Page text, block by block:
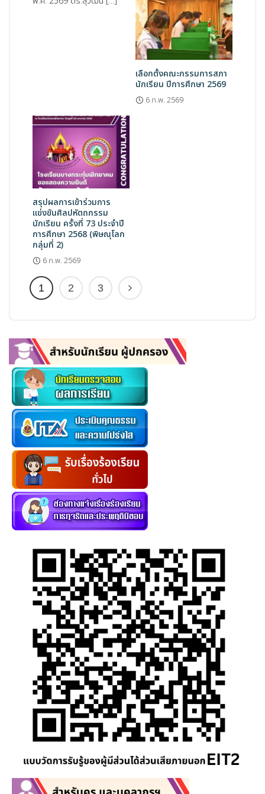
เลือกตั้งคณะกรรมการสภา
นักเรียน ปีการศึกษา 2569
6 ก.พ. 2569
สรุปผลการเข้าร่วมการ
แข่งขันศิลปหัตถกรรม
นักเรียน ครั้งที่ 73 ประจำปี
การศึกษา 2568 (พิษณุโลก
กลุ่มที่ 2)
6 ก.พ. 2569
1 2 3